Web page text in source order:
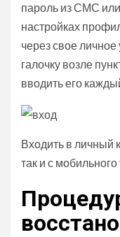
пароль из СМС или
настройках
через свое
галочку возле
вводить его
Входить в личный
так и с